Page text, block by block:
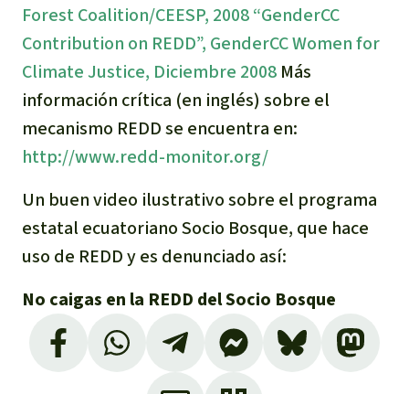
Forest Coalition/CEESP, 2008“GenderCC
Contribution on REDD”, GenderCC Women for
Climate Justice, Diciembre 2008 Más
información crítica (en inglés) sobre el
mecanismo REDD se encuentra en:
http://www.redd-monitor.org/
Un buen video ilustrativo sobre el programa
estatal ecuatoriano Socio Bosque, que hace
uso de REDD y es denunciado así:
No caigas en la REDD del Socio Bosque